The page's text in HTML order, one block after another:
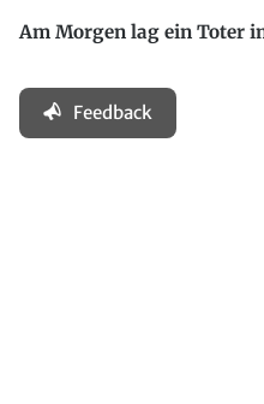
Am Morgen lag ein Toter
Feedback